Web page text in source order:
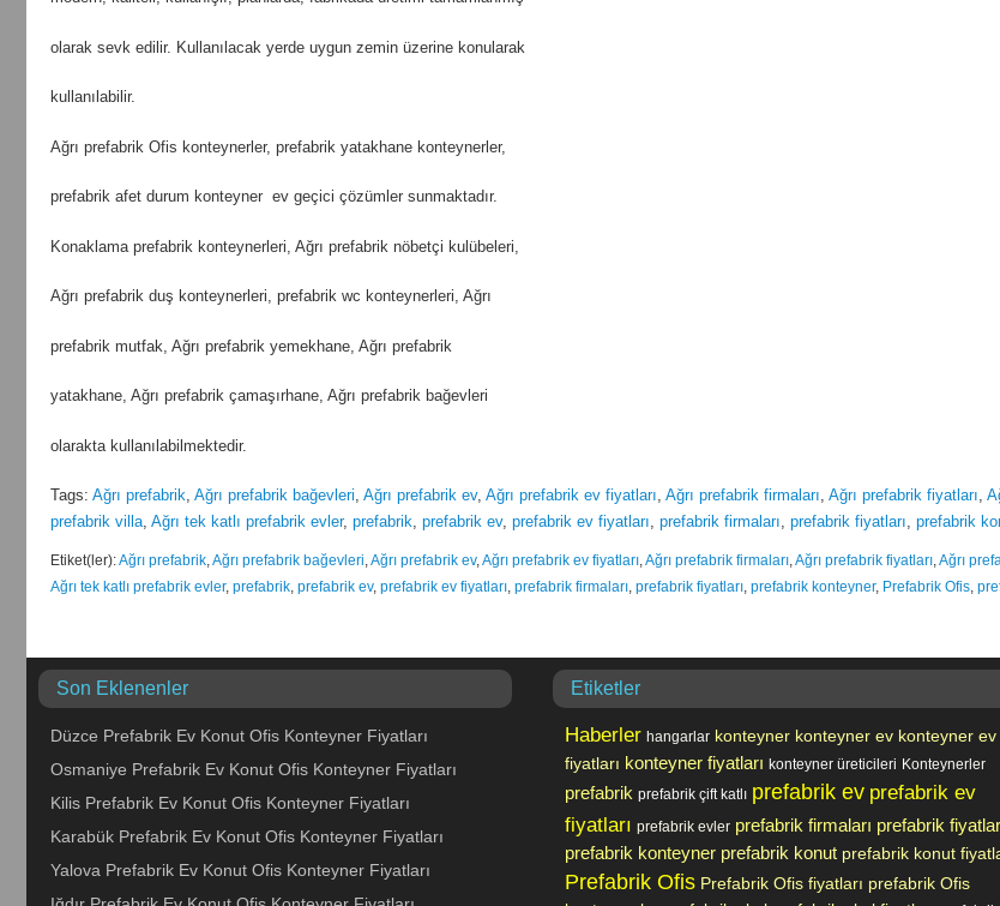
olarak sevk edilir. Kullanılacak yerde uygun zemin üzerine konularak
kullanılabilir.
Ağrı prefabrik Ofis konteynerler, prefabrik yatakhane konteynerler,
prefabrik afet durum konteyner ev geçici çözümler sunmaktadır.
Konaklama prefabrik konteynerleri, Ağrı prefabrik nöbetçi kulübeleri,
Ağrı prefabrik duş konteynerleri, prefabrik wc konteynerleri, Ağrı
prefabrik mutfak, Ağrı prefabrik yemekhane, Ağrı prefabrik
yatakhane, Ağrı prefabrik çamaşırhane, Ağrı prefabrik bağevleri
olarakta kullanılabilmektedir.
Tags: Ağrı prefabrik, Ağrı prefabrik bağevleri, Ağrı prefabrik ev, Ağrı prefabrik ev fiyatları, Ağrı prefabrik firmaları, Ağrı prefabrik fiyatları,
prefabrik villa, Ağrı tek katlı prefabrik evler, prefabrik, prefabrik ev, prefabrik ev fiyatları, prefabrik firmaları, prefabrik fiyatları, prefabrik
Etiket(ler):Ağrı prefabrik,Ağrı prefabrik bağevleri,Ağrı prefabrik ev,Ağrı prefabrik ev fiyatları,Ağrı prefabrik firmaları,Ağrı prefabrik fiyatları,Ağrı
Ağrı tek katlı prefabrik evler, prefabrik, prefabrik ev, prefabrik ev fiyatları, prefabrik firmaları, prefabrik fiyatları, prefabrik konteyner, Prefabrik Ofis,
Son Eklenenler
Düzce Prefabrik Ev Konut Ofis Konteyner Fiyatları
Osmaniye Prefabrik Ev Konut Ofis Konteyner Fiyatları
Kilis Prefabrik Ev Konut Ofis Konteyner Fiyatları
Karabük Prefabrik Ev Konut Ofis Konteyner Fiyatları
Yalova Prefabrik Ev Konut Ofis Konteyner Fiyatları
Etiketler
Haberler hangarlar konteyner konteyner ev konteyner ev
fiyatları konteyner fiyatları konteyner üreticileri Konteynerler
prefabrik prefabrik çift katlı prefabrik ev prefabrik ev
fiyatları prefabrik evler prefabrik firmaları prefabrik
prefabrik konteyner prefabrik konut prefabrik konut
Prefabrik Ofis Prefabrik Ofis fiyatları prefabrik Ofis